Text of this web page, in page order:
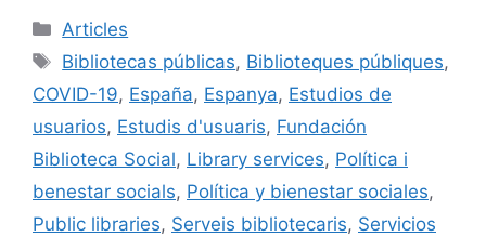
c
e
b
o
o
k
ai
l
s
k
y
e
dI
n
p
ar
te
ix
Categories
Articles
Etiquetes
Bibliotecas públicas, Biblioteques públiques,
COVID-19, España, Espanya, Estudios de
usuarios, Estudis d'usuaris, Fundación
Biblioteca Social, Library services, Política i
benestar socials, Política y bienestar sociales,
Public libraries, Serveis bibliotecaris, Servicios